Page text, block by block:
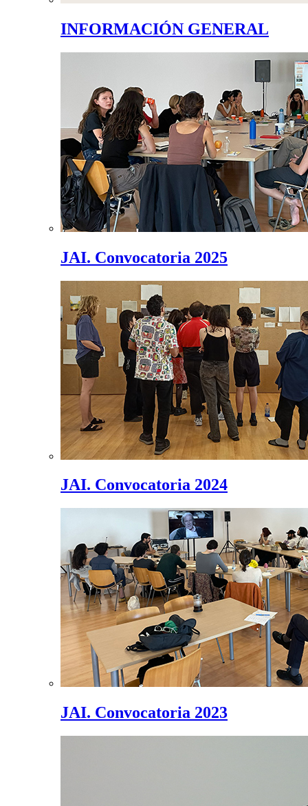
INFORMACIÓN GENERAL
JAI. Convocatoria 2025
JAI. Convocatoria 2024
JAI. Convocatoria 2023